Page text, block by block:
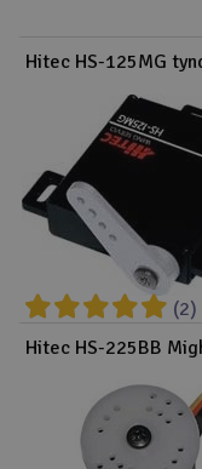
Hitec HS-125MG
(2)
Hitec HS-225BB